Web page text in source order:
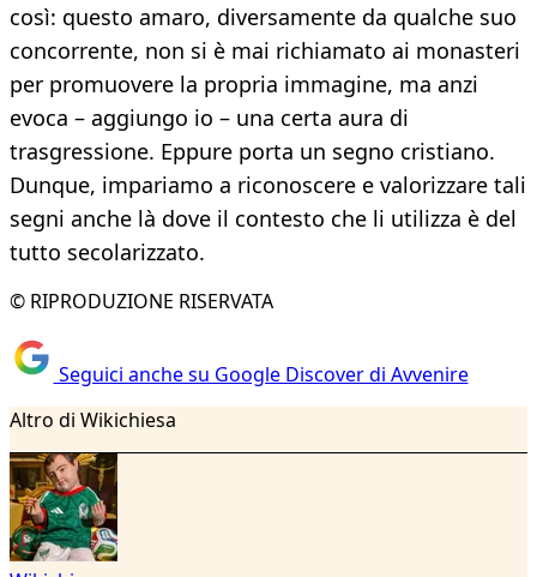
così: questo amaro, diversamente da qualche suo
concorrente, non si è mai richiamato ai monasteri
per promuovere la propria immagine, ma anzi
evoca – aggiungo io – una certa aura di
trasgressione. Eppure porta un segno cristiano.
Dunque, impariamo a riconoscere e valorizzare tali
segni anche là dove il contesto che li utilizza è del
tutto secolarizzato.
© RIPRODUZIONE RISERVATA
Seguici anche su Google Discover di Avvenire
Altro di Wikichiesa